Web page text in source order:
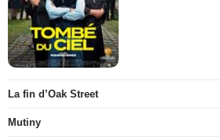
La fin d’Oak Street
Mutiny